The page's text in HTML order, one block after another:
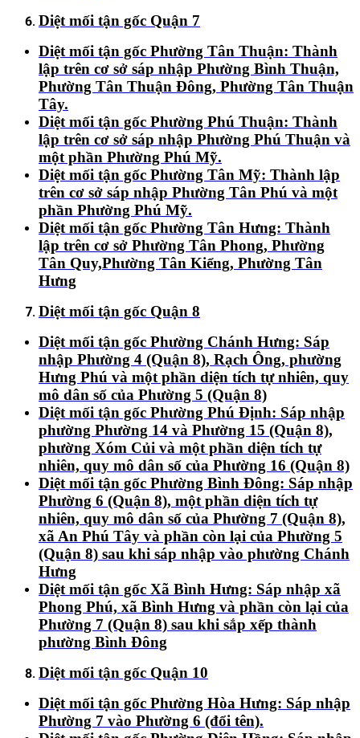
Diệt mối tận gốc Quận 7
Diệt mối tận gốc Phường Tân Thuận: Thành
lập trên cơ sở sáp nhập Phường Bình Thuận,
Phường Tân Thuận Đông, Phường Tân Thuận
Tây.
Diệt mối tận gốc Phường Phú Thuận: Thành
lập trên cơ sở sáp nhập Phường Phú Thuận và
một phần Phường Phú Mỹ.
Diệt mối tận gốc Phường Tân Mỹ: Thành lập
trên cơ sở sáp nhập Phường Tân Phú và một
phần Phường Phú Mỹ.
Diệt mối tận gốc Phường Tân Hưng: Thành
lập trên cơ sở Phường Tân Phong, Phường
Tân Quy,Phường Tân Kiểng, Phường Tân
Hưng
Diệt mối tận gốc Quận 8
Diệt mối tận gốc Phường Chánh Hưng: Sáp
nhập Phường 4 (Quận 8), Rạch Ông, phường
Hưng Phú và một phần diện tích tự nhiên, quy
mô dân số của Phường 5 (Quận 8)
Diệt mối tận gốc Phường Phú Định: Sáp nhập
phường Phường 14 và Phường 15 (Quận 8),
phường Xóm Củi và một phần diện tích tự
nhiên, quy mô dân số của Phường 16 (Quận 8)
Diệt mối tận gốc Phường Bình Đông: Sáp nhập
Phường 6 (Quận 8), một phần diện tích tự
nhiên, quy mô dân số của Phường 7 (Quận 8),
xã An Phú Tây và phần còn lại của Phường 5
(Quận 8) sau khi sáp nhập vào phường Chánh
Hưng
Diệt mối tận gốc Xã Bình Hưng: Sáp nhập xã
Phong Phú, xã Bình Hưng và phần còn lại của
Phường 7 (Quận 8) sau khi sắp xếp thành
phường Bình Đông
Diệt mối tận gốc Quận 10
Diệt mối tận gốc Phường Hòa Hưng: Sáp nhập
Phường 7 vào Phường 6 (đổi tên).